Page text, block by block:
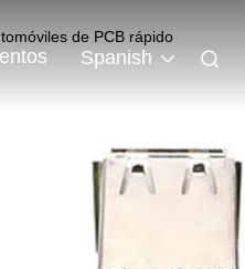
Spanish
de PCB rápido